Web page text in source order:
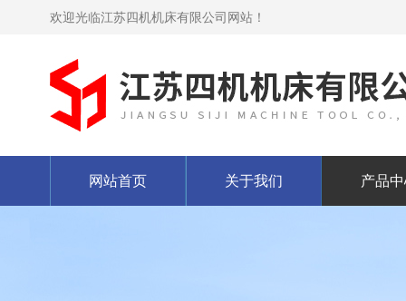
欢迎光临江苏四机机床有限公司网站！
网站首页 关于我们 产品